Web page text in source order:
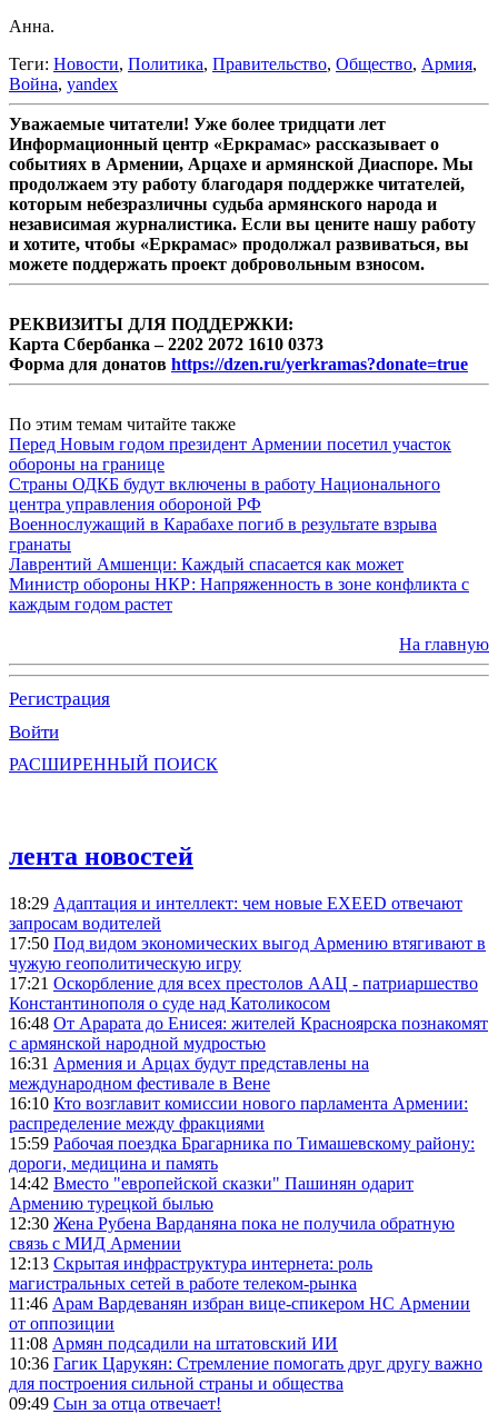
Анна.
Теги: Новости, Политика, Правительство, Общество, Армия,
Война, yandex
Уважаемые читатели! Уже более тридцати лет
Информационный центр «Еркрамас» рассказывает о
событиях в Армении, Арцахе и армянской Диаспоре. Мы
продолжаем эту работу благодаря поддержке читателей,
которым небезразличны судьба армянского народа и
независимая журналистика. Если вы цените нашу работу
и хотите, чтобы «Еркрамас» продолжал развиваться, вы
можете поддержать проект добровольным взносом.
РЕКВИЗИТЫ ДЛЯ ПОДДЕРЖКИ:
Карта Сбербанка – 2202 2072 1610 0373
Форма для донатов https://dzen.ru/yerkramas?donate=true
По этим темам читайте также
Перед Новым годом президент Армении посетил участок
обороны на границе
Страны ОДКБ будут включены в работу Национального
центра управления обороной РФ
Военнослужащий в Карабахе погиб в результате взрыва
гранаты
Лаврентий Амшенци: Каждый спасается как может
Министр обороны НКР: Напряженность в зоне конфликта с
каждым годом растет
На главную
Регистрация
Войти
РАСШИРЕННЫЙ ПОИСК
лента новостей
18:29 Адаптация и интеллект: чем новые EXEED отвечают
запросам водителей
17:50 Под видом экономических выгод Армению втягивают в
чужую геополитическую игру
17:21 Оскорбление для всех престолов ААЦ - патриаршество
Константинополя о суде над Католикосом
16:48 От Арарата до Енисея: жителей Красноярска познакомят
с армянской народной мудростью
16:31 Армения и Арцах будут представлены на
международном фестивале в Вене
16:10 Кто возглавит комиссии нового парламента Армении:
распределение между фракциями
15:59 Рабочая поездка Брагарника по Тимашевскому району:
дороги, медицина и память
14:42 Вместо "европейской сказки" Пашинян одарит
Армению турецкой былью
12:30 Жена Рубена Варданяна пока не получила обратную
связь с МИД Армении
12:13 Скрытая инфраструктура интернета: роль
магистральных сетей в работе телеком-рынка
11:46 Арам Вардеванян избран вице-спикером НС Армении
от оппозиции
11:08 Армян подсадили на штатовский ИИ
10:36 Гагик Царукян: Стремление помогать друг другу важно
для построения сильной страны и общества
09:49 Сын за отца отвечает!